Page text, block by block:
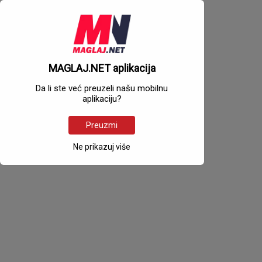
MAGLAJ.NET aplikacija
Da li ste već preuzeli našu mobilnu
aplikaciju?
Preuzmi
Ne prikazuj više